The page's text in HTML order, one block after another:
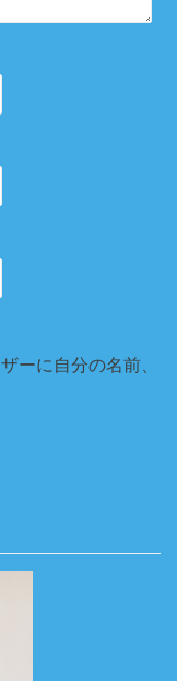
ーに自分の名前、